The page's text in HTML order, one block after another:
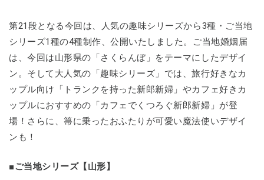
第21段となる今回は、人気の趣味シリーズから3種・ご当地
シリーズ1種の4種制作、公開いたしました。ご当地婚姻届
は、今回は山形県の「さくらんぼ」をテーマにしたデザイ
ン。そして大人気の「趣味シリーズ」では、旅行好きなカ
ップル向け「トランクを持った新郎新婦」やカフェ好きカ
ップルにおすすめの「カフェでくつろぐ新郎新婦」が登
場！さらに、箒に乗ったおふたりが可愛い魔法使いデザイ
ンも！
■ご当地シリーズ【山形】